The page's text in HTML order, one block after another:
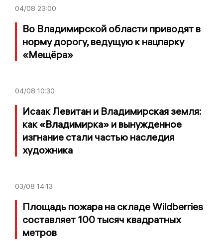
04/08 23:00
Во Владимирской области приводят в
норму дорогу, ведущую к нацпарку
«Мещёра»
04/08 10:30
Исаак Левитан и Владимирская земля:
как «Владимирка» и вынужденное
изгнание стали частью наследия
художника
03/08 14:13
Площадь пожара на складе Wildberries
составляет 100 тысяч квадратных
метров